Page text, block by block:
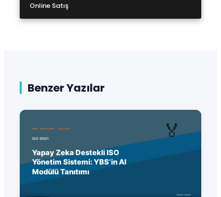
Online Satış
Benzer Yazılar